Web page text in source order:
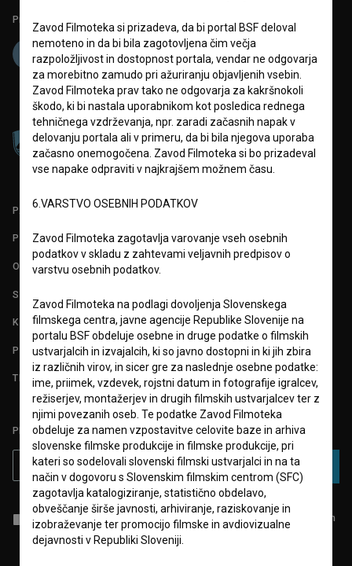
Projekt sofinancira:
PARTNERJI
POGOJI UPORABE
O PROJEKTU
STATISTIKA
KONTAKT
POGOSTA VPRAŠANJA
TEST FUNKCIONALNOSTI
PRIJAVITE SE NA BSF NOVIČNIK:
PRIJAVA
Sprejemam splošne pogoje in dajem soglasje
za zbiranje, hrambo in
obdelavo osebnih podatkov.
Zavod Filmoteka si prizadeva, da bi portal BSF deloval
nemoteno in da bi bila zagotovljena čim večja
razpoložljivost in dostopnost portala, vendar ne odgovarja
za morebitno zamudo pri ažuriranju objavljenih vsebin.
Zavod Filmoteka prav tako ne odgovarja za kakršnokoli
škodo, ki bi nastala uporabnikom kot posledica rednega
tehničnega vzdrževanja, npr. zaradi začasnih napak v
delovanju portala ali v primeru, da bi bila njegova uporaba
začasno onemogočena. Zavod Filmoteka si bo prizadeval
vse napake odpraviti v najkrajšem možnem času.
6.VARSTVO OSEBNIH PODATKOV
Zavod Filmoteka zagotavlja varovanje vseh osebnih
podatkov v skladu z zahtevami veljavnih predpisov o
varstvu osebnih podatkov.
Zavod Filmoteka na podlagi dovoljenja Slovenskega
filmskega centra, javne agencije Republike Slovenije na
portalu BSF obdeluje osebne in druge podatke o filmskih
ustvarjalcih in izvajalcih, ki so javno dostopni in ki jih zbira
iz različnih virov, in sicer gre za naslednje osebne podatke:
ime, priimek, vzdevek, rojstni datum in fotografije igralcev,
režiserjev, montažerjev in drugih filmskih ustvarjalcev ter z
njimi povezanih oseb. Te podatke Zavod Filmoteka
obdeluje za namen vzpostavitve celovite baze in arhiva
slovenske filmske produkcije in filmske produkcije, pri
kateri so sodelovali slovenski filmski ustvarjalci in na ta
način v dogovoru s Slovenskim filmskim centrom (SFC)
zagotavlja katalogiziranje, statistično obdelavo,
obveščanje širše javnosti, arhiviranje, raziskovanje in
izobraževanje ter promocijo filmske in avdiovizualne
dejavnosti v Republiki Sloveniji.